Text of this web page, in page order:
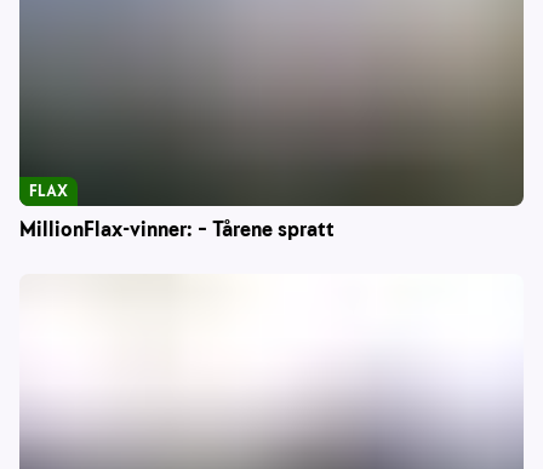
MillionFlax-vinner: – Tårene spratt
FLAX